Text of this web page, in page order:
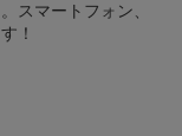
スマートフォン、
！